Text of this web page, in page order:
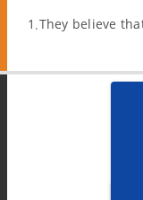
1.They believe